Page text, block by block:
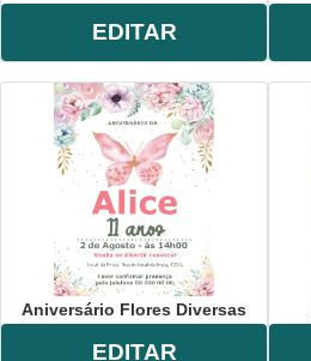
EDITAR
Aniversário Flores Diversas
EDITAR